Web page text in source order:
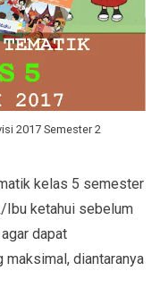
2017 Semester 2
kelas 5 semester
Ibu ketahui sebelum
dapat
maksimal, diantaranya